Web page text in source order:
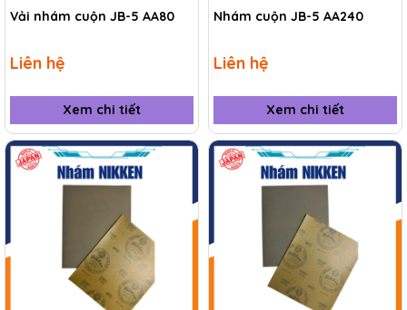
Vải nhám cuộn JB-5 AA80
Liên hệ
Xem chi tiết
Nhám cuộn JB-5 AA240
Liên hệ
Xem chi tiết